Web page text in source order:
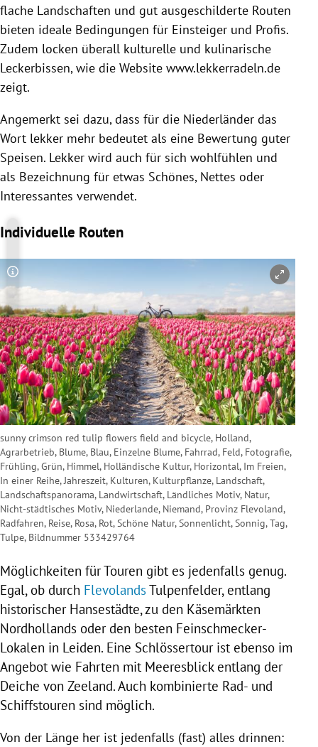
flache Landschaften und gut ausgeschilderte Routen
bieten ideale Bedingungen für Einsteiger und Profis.
Zudem locken überall kulturelle und kulinarische
Leckerbissen, wie die Website www.lekkerradeln.de
zeigt.
Angemerkt sei dazu, dass für die Niederländer das
Wort lekker mehr bedeutet als eine Bewertung guter
Speisen. Lekker wird auch für sich wohlfühlen und
als Bezeichnung für etwas Schönes, Nettes oder
Interessantes verwendet.
Individuelle Routen
Copyright-Hinweis öffnen/schließen
sunny crimson red tulip flowers field and bicycle, Holland,
Agrarbetrieb, Blume, Blau, Einzelne Blume, Fahrrad, Feld, Fotografie,
Frühling, Grün, Himmel, Holländische Kultur, Horizontal, Im Freien,
In einer Reihe, Jahreszeit, Kulturen, Kulturpflanze, Landschaft,
Landschaftspanorama, Landwirtschaft, Ländliches Motiv, Natur,
Nicht-städtisches Motiv, Niederlande, Niemand, Provinz Flevoland,
Radfahren, Reise, Rosa, Rot, Schöne Natur, Sonnenlicht, Sonnig, Tag,
Tulpe, Bildnummer 533429764
Möglichkeiten für Touren gibt es jedenfalls genug.
Egal, ob durch Flevolands Tulpenfelder, entlang
historischer Hansestädte, zu den Käsemärkten
Nordhollands oder den besten Feinschmecker-
Lokalen in Leiden. Eine Schlössertour ist ebenso im
Angebot wie Fahrten mit Meeresblick entlang der
Deiche von Zeeland. Auch kombinierte Rad- und
Schiffstouren sind möglich.
Von der Länge her ist jedenfalls (fast) alles drinnen: